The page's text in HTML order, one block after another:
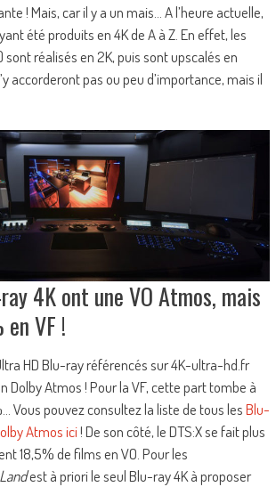
! Mais, car il y a un mais… A l’heure actuelle,
été produits en 4K de A à Z. En effet, les
réalisés en 2K, puis sont upscalés en
accorderont pas ou peu d’importance, mais il
4K ont une VO Atmos, mais
VF !
HD Blu-ray référencés sur 4K-ultra-hd.fr
Dolby Atmos ! Pour la VF, cette part tombe à
Vous pouvez consultez la liste de tous lesBlu-
Atmos ici! De son côté, le DTS:X se fait plus
18,5% de films en VO. Pour les
est à priori le seul Blu-ray 4K à proposer